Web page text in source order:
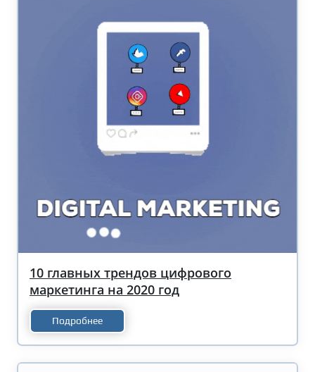
10 главных трендов цифрового
маркетинга на 2020 год
Подробнее